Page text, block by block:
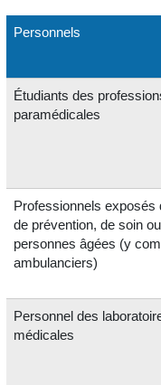
Personnels
Étudiants des
paramédicales
Professionnels exposés
de prévention, de soin
personnes âgées (y
ambulanciers)
Personnel des
médicales